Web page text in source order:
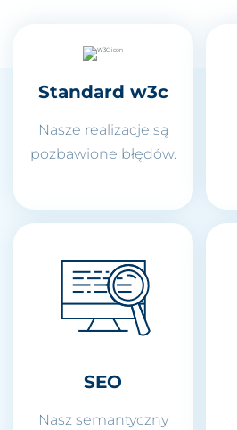
Standard w3c
Nasze realizacje są
pozbawione błędów.
SEO
Nasz semantyczny